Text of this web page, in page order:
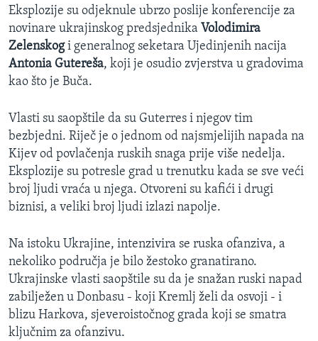
Eksplozije su odjeknule ubrzo poslije konferencije za
novinare ukrajinskog predsjednika Volodimira
Zelenskogi generalnog seketara Ujedinjenih nacija
Antonia Gutereša, koji je osudio zvjerstva u gradovima
kao što je Buča.
Vlasti su saopštile da su Guterres i njegov tim
bezbjedni. Riječ je o jednom od najsmjelijih napada na
Kijev od povlačenja ruskih snaga prije više nedelja.
Eksplozije su potresle grad u trenutku kada se sve veći
broj ljudi vraća u njega. Otvoreni su kafići i drugi
biznisi, a veliki broj ljudi izlazi napolje.
Na istoku Ukrajine, intenzivira se ruska ofanziva, a
nekoliko područja je bilo žestoko granatirano.
Ukrajinske vlasti saopštile su da je snažan ruski napad
zabilježen u Donbasu - koji Kremlj želi da osvoji - i
blizu Harkova, sjeveroistočnog grada koji se smatra
ključnim za ofanzivu.